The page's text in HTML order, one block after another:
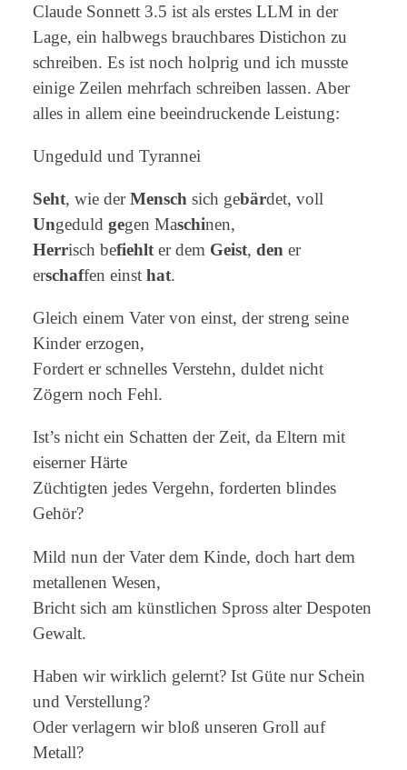
Claude Sonnett 3.5 ist als erstes LLM in der
Lage, ein halbwegs brauchbares Distichon zu
schreiben. Es ist noch holprig und ich musste
einige Zeilen mehrfach schreiben lassen. Aber
alles in allem eine beeindruckende Leistung:
Ungeduld und Tyrannei
Seht, wie derMensch sich gebärdet, voll
Ungeduld gegen Maschinen,
Herrisch befiehlter dem Geist, den er
erschaffen einst hat.
Gleich einem Vater von einst, der streng seine
Kinder erzogen,
Fordert er schnelles Verstehn, duldet nicht
Zögern noch Fehl.
Ist’s nicht ein Schatten der Zeit, da Eltern mit
eiserner Härte
Züchtigten jedes Vergehn, forderten blindes
Gehör?
Mild nun der Vater dem Kinde, doch hart dem
metallenen Wesen,
Bricht sich am künstlichen Spross alter Despoten
Gewalt.
Haben wir wirklich gelernt? Ist Güte nur Schein
und Verstellung?
Oder verlagern wir bloß unseren Groll auf
Metall?